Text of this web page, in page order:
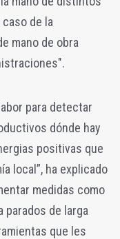
de la
mano de obra
para detectar
dónde hay
positivas que
local”, ha explicado
medidas como
parados de larga
que les